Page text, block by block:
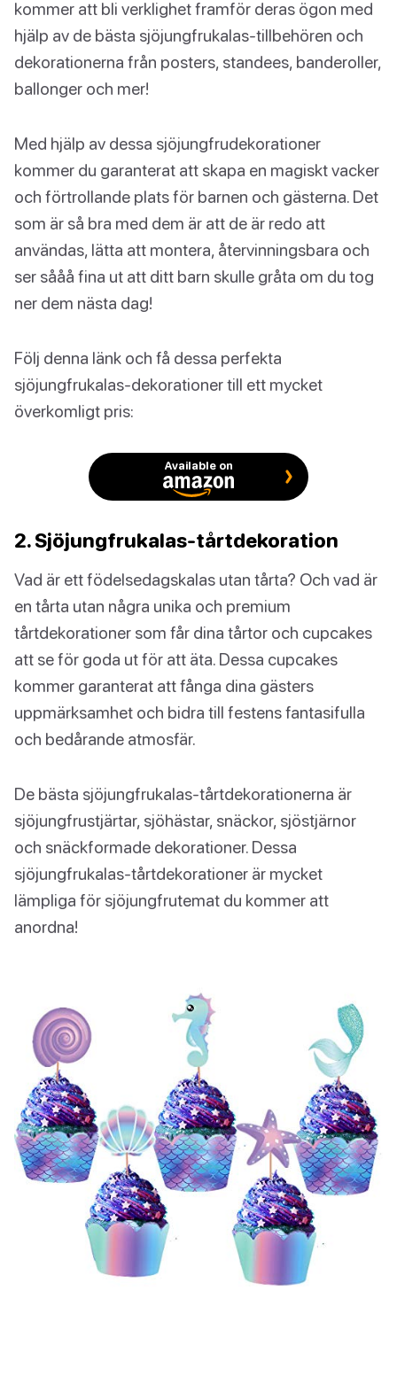
kommer att bli verklighet framför deras ögon med
hjälp av de bästa sjöjungfrukalas-tillbehören och
dekorationerna från posters, standees, banderoller,
ballonger och mer!
Med hjälp av dessa sjöjungfrudekorationer
kommer du garanterat att skapa en magiskt vacker
och förtrollande plats för barnen och gästerna. Det
som är så bra med dem är att de är redo att
användas, lätta att montera, återvinningsbara och
ser sååå fina ut att ditt barn skulle gråta om du tog
ner dem nästa dag!
Följ denna länk och få dessa perfekta
sjöjungfrukalas-dekorationer till ett mycket
överkomligt pris:
Available on
2. Sjöjungfrukalas-tårtdekoration
Vad är ett födelsedagskalas utan tårta? Och vad är
en tårta utan några unika och premium
tårtdekorationer som får dina tårtor och cupcakes
att se för goda ut för att äta. Dessa cupcakes
kommer garanterat att fånga dina gästers
uppmärksamhet och bidra till festens fantasifulla
och bedårande atmosfär.
De bästa sjöjungfrukalas-tårtdekorationerna är
sjöjungfrustjärtar, sjöhästar, snäckor, sjöstjärnor
och snäckformade dekorationer. Dessa
sjöjungfrukalas-tårtdekorationer är mycket
lämpliga för sjöjungfrutemat du kommer att
anordna!